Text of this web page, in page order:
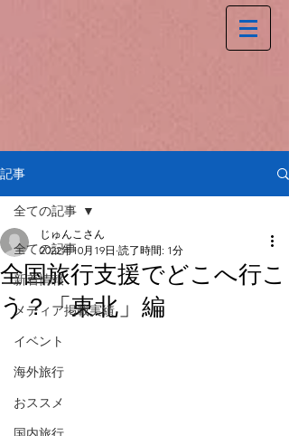
記事
全ての記事
新着情報
メディア掲載実績
イベント
海外旅行
おススメ
全ての記事
全国旅行支援でどこへ行こ
う？「東北」編
じゅんこさん
2022年10月19日 読了時間: 1分